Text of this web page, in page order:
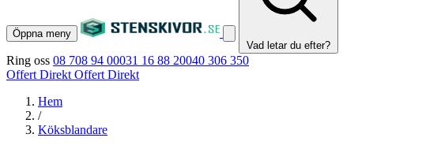
Öppna meny
Vad letar du efter?
Ring oss 08 708 94 00031 16 88 20040 306 350
Offert Direkt Offert Direkt
Hem
/
Köksblandare